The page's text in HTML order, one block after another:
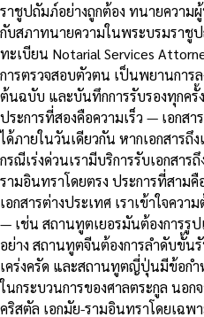
ราชูปถัมภ์อย่างถูกต้อง ทนายความ
กับสภาทนายความในพระบรมราชู
ทะเบียน Notarial Services
การตรวจสอบตัวตน เป็นพยานการ
ต้นฉบับ และบันทึกการรับรองทุกครั้
ประการที่สองคือความเร็ว — เอกส
ได้ภายในวันเดียวกัน หากเอกสารถึ
กรณีเร่งด่วนเรามีบริการรับเอกสาร
รามอินทราโดยตรง ประการที่สามคื
เอกสารต่างประเทศ เราเข้าใจคว
— เช่น สถานทูตเยอรมันต้องการรู
อย่าง สถานทูตจีนต้องการลำดับขั้น
เคร่งครัด และสถานทูตญี่ปุ่นมีข้อกำ
ในกระบวนการของศาลตระกูล นอก
คริสตัล เอกมัย-รามอินทราโดยเฉพ